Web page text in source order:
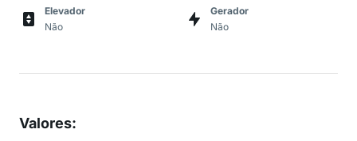
Elevador
Não
Gerador
Não
Valores: